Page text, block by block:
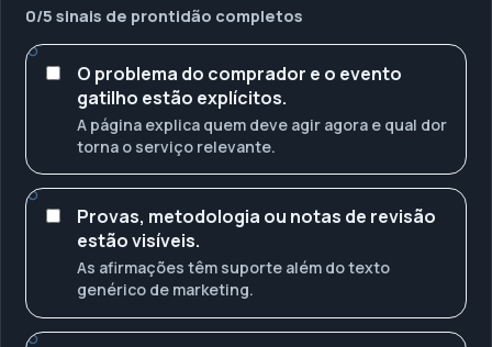
0/5 sinais de prontidão completos
O problema do comprador e o evento
gatilho estão explícitos.
A página explica quem deve agir agora e qual dor
torna o serviço relevante.
Provas, metodologia ou notas de revisão
estão visíveis.
As afirmações têm suporte além do texto
genérico de marketing.